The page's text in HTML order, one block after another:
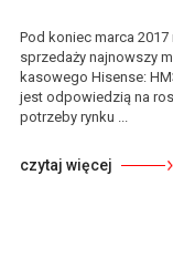
Pod koniec marca
sprzedaży najnowszy
kasowego Hisense:
jest odpowiedzią na
potrzeby rynku ...
czytaj więcej